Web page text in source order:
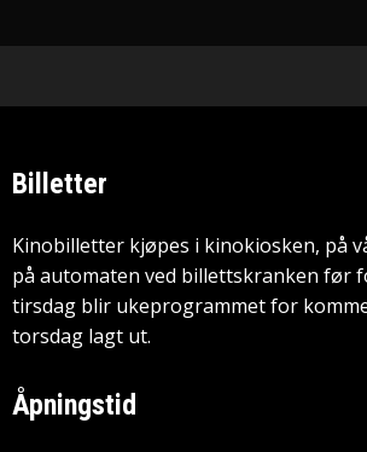
Billetter
Kinobilletter kjøpes i kinokiosken, på
på automaten ved billettskranken før
tirsdag blir ukeprogrammet for
torsdag lagt ut.
Åpningstid